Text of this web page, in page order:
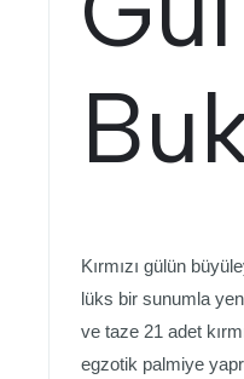
Kırmızı gülün
lüks bir sunumla
ve taze 21 adet
egzotik palmiye